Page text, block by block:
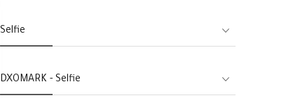
Selfie
DXOMARK - Selfie